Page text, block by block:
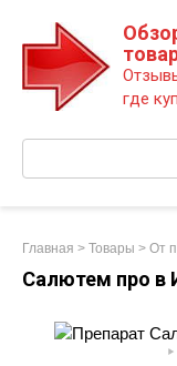
где
Главная > Товары > От
Салютем про в